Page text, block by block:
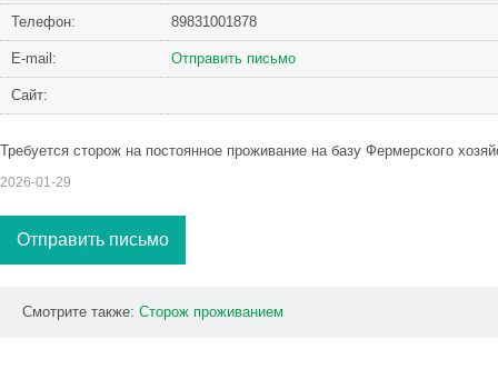
Телефон: 89831001878
Е-mail: Отправить письмо
Сайт:
Требуется сторож на постоянное проживание на базу Фермерского
2026-01-29
Отправить письмо
Смотрите также: Сторож проживанием